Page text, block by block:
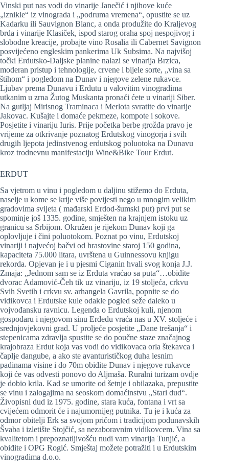
Vinski put nas vodi do vinarije Janečić i njihove kuće
„iznikle“ iz vinograda i „podruma vremena“, opustite se uz
Kadarku ili Sauvignon Blanc, a onda produžite do Kraljevog
brda i vinarije Klasiček, ispod starog oraha spoj nespojivog i
slobodne kreacije, probajte vino Rosalia ili Cabernet Savignon
posvijećeno engleskim pankerima Uk Subsima. Na najvišoj
točki Erdutsko-Daljske planine nalazi se vinarija Brzica,
moderan pristup i tehnologije, crvene i bijele sorte, „vina sa
štihom“ i pogledom na Dunav i njegove zelene rukavce.
Ljubav prema Dunavu i Erdutu u valovitim vinogradima
utkanim u zrna Žutog Muskanta pronaći ćete u vinariji Siber.
Na gutljaj Mirisnog Traminaca i Merlota svratite do vinarije
Jakovac. Kušajte i domaće pekmeze, kompote i sokove.
Posjetite i vinariju Iuris. Prije početka berbe grožđa pravo je
vrijeme za otkrivanje poznatog Erdutskog vinogorja i svih
drugih ljepota jedinstvenog erdutskog poluotoka na Dunavu
kroz trodnevnu manifestaciju Wine&Bike Tour Erdut.
ERDUT
Sa vjetrom u vinu i pogledom u daljinu stižemo do Erduta,
naselje u kome se krije više povijesti nego u mnogim velikim
gradovima svijeta ( mađarski Erdod-šumski put) prvi put se
spominje još 1335. godine, smješten na krajnjem istoku uz
granicu sa Srbijom. Okružen je rijekom Dunav koji ga
oplovljuje i čini poluotokom. Poznat po vinu, Erdutskoj
vinariji i najvećoj bačvi od hrastovine staroj 150 godina,
kapaciteta 75.000 litara, uvrštena u Guinnessovu knjigu
rekorda. Opjevan je i u pjesmi Ciganin hvali svog konja J.J.
Zmaja: „Jednom sam se iz Erduta vraćao sa puta“…obiđite
dvorac Adamović-Čeh tik uz vinariju, iz 19 stoljeća, crkvu
Svih Svetih i crkvu sv. arhangela Gavrila, popnite se do
vidikovca i Erdutske kule odakle pogled seže daleko u
vojvođansku ravnicu. Legenda o Erdutskoj kuli, njenom
gospodaru i njegovom sinu Erdedu vraća nas u XV. stoljeće i
srednjovjekovni grad. U proljeće posjetite „Dane trešanja“ i
stepenicama zdravlja spustite se do poučne staze značajnog
krajobraza Erdut koja vas vodi do vidikovaca orla štekavca i
čaplje dangube, a ako ste avanturističkog duha lesnim
padinama visine i do 70m obiđite Dunav i njegove rukavce
koji će vas odvesti ponovo do Aljmaša. Ruralni turizam ovdje
je dobio krila. Kad se umorite od šetnje i obilazaka, prepustite
se vinu i zalogajima na seoskom domaćinstvu „Stari dud“.
Živopisni dud iz 1975. godine, stara kuća, fontana i vrt sa
cvijećem odmorit će i najumornijeg putnika. Tu je i kuća za
odmor obitelji Erk sa svojom pričom i tradicijom podunavskih
Švaba i izletište Stojčić, sa nezaboravnim vidikovcem. Vina sa
kvalitetom i prepoznatljivošću nudi vam vinarija Tunjić, a
obiđite i OPG Rogić. Smještaj možete potražiti i u Erdutskim
vinogradima d.o.o.